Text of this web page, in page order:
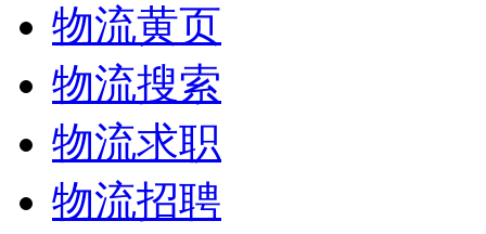
物流黄页
物流搜索
物流求职
物流招聘